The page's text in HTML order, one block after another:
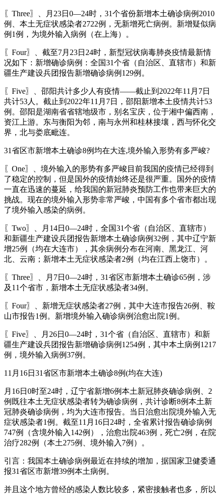
〖Three〗、月23日0—24时，31个省份新增本土确诊病例2010
例、本土无症状感染者2722例，无新增死亡病例。新增疑似病
例1例，为境外输入病例（在上海）。
〖Four〗、截至7月23日24时，新型冠状病毒肺炎疫情最新情
况如下：新增确诊病例：全国31个省（自治区、直辖市）和新
疆生产建设兵团报告新增确诊病例129例。
〖Five〗、邵阳共计多少人有疫情——截止到2022年11月7日
共计53人。截止到2022年11月7日，邵阳新增本土疫情共计53
例。邵阳是湖南省省辖地级市，别名宝庆，位于湘中偏西南，
资江上游。东与衡阳为邻，南与永州和桂林接壤，西与怀化交
界，北与娄底毗连。
31省区市新增本土确诊8例均在大连,境外输入形势有多严峻?
〖One〗、境外输入的形势有多严峻目前我国的疫情已经得到
了稳定的控制，但是国外的疫情始终还是很严重。国外的疫情
一直在迅速的蔓延，给我国的新冠肺炎预防工作也带来巨大的
挑战。现在的境外输入形势非常严峻，中国有多个省市都出现
了境外输入感染的病例。
〖Two〗、月14日0—24时，全国31个省（自治区、直辖市）
和新疆生产建设兵团报告新增本土确诊病例32例，其中辽宁新
增25例（均在大连市），其余病例分布在河南、黑龙江、河
北、云南；新增本土无症状感染者2例（均在江西上饶市）。
〖Three〗、月7日0—24时，31省区市新增本土确诊65例，涉
及11个省市，新增本土无症状感染者34例。
〖Four〗、新增无症状感染者27例，其中大连市报告26例、鞍
山市报告1例。新增境外输入确诊病例治愈出院1例。
〖Five〗、月26日0—24时，31个省（自治区、直辖市）和新
疆生产建设兵团报告新增确诊病例1254例，其中本土病例1217
例，境外输入病例37例。
11月16日31省区市新增本土确诊8例(均在大连)
月16日0时至24时，辽宁省新增6例本土新冠肺炎确诊病例、2
例既往本土无症状感染者转为确诊病例，共计诊断8例本土新
冠肺炎确诊病例，均为大连市报告。当日治愈出院境外输入无
症状感染者1例。截至11月16日24时，全省累计报告确诊病例
747例（含境外输入142例），治愈出院463例，死亡2例，在院
治疗282例（本土275例、境外输入7例）。
引言：我国本土确诊病例最近在持续的增加，据国家卫健委通
报31省区市新增39例本土病例。
并且这个地方曾经的感染人数比较多，紧密接触者也多，所以